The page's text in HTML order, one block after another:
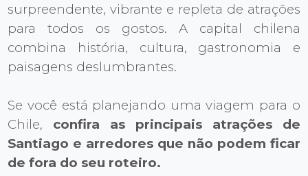
surpreendente, vibrante e repleta de atrações
para todos os gostos. A capital chilena
combina história, cultura, gastronomia e
paisagens deslumbrantes.
Se você está planejando uma viagem para o
Chile, confira as principais atrações de
Santiago e arredores que não podem ficar
de fora do seu roteiro.